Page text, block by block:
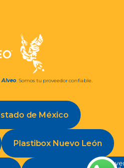
Alveo. Somos tu proveedor confiable.
de México
Plastibox Nuevo León